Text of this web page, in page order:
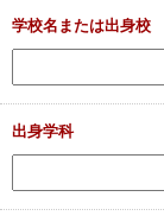
学校名または出身校
出身学科